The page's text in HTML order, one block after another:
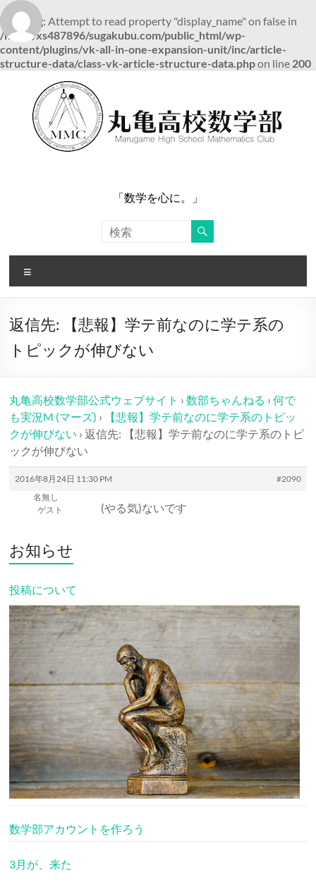
Warning: Attempt to read property "display_name" on false in
/home/xs487896/sugakubu.com/public_html/wp-
content/plugins/vk-all-in-one-expansion-unit/inc/article-
structure-data/class-vk-article-structure-data.phpon line 200
「数学を心に。」
ニ
ー
返信先: 【悲報】学テ前なのに学テ系の
トピックが伸びない
丸亀高校数学部公式ウェブサイト › 数部ちゃんねる › 何で
も実況M (マーズ) ›
【悲報】学テ前なのに学テ系のトピッ
クが伸びない › 返信先: 【悲報】学テ前なのに学テ系のトピ
ックが伸びない
2016年8月24日 11:30 PM
#2090
名無し
ゲスト
(やる気)ないです
お知らせ
投稿について
数学部アカウントを作ろう
3月が、来た